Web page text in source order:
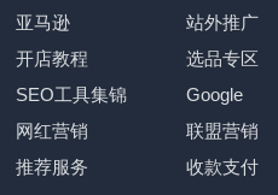
亚马逊
站外推广
开店教程
选品专区
SEO工具集锦
Google
网红营销
联盟营销
推荐服务
收款支付